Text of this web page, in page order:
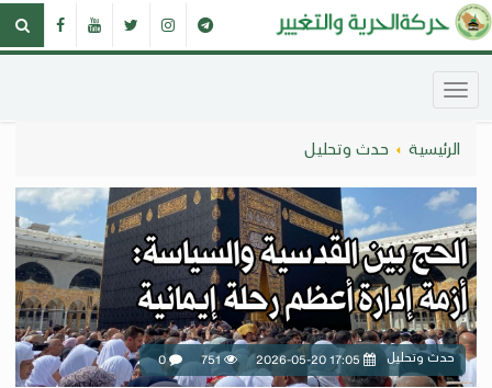
الرئيسية حدث وتحليل
حدث وتحليل 2026-05-20 17:05
751
0